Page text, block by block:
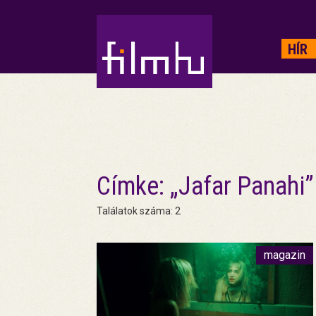
HÍR
Címke: „Jafar Panahi”
Találatok száma: 2
magazin